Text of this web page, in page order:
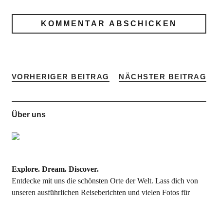
VORHERIGER BEITRAG NÄCHSTER BEITRAG
Über uns
Explore. Dream. Discover.
Entdecke mit uns die schönsten Orte der Welt. Lass dich von
unseren ausführlichen Reiseberichten und vielen Fotos für